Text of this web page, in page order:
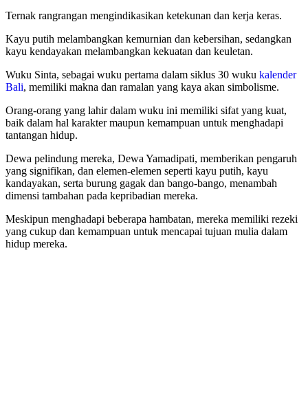
Ternak rangrangan mengindikasikan ketekunan dan kerja keras.
Kayu putih melambangkan kemurnian dan kebersihan, sedangkan
kayu kendayakan melambangkan kekuatan dan keuletan.
Wuku Sinta, sebagai wuku pertama dalam siklus 30 wuku kalender
Bali, memiliki makna dan ramalan yang kaya akan simbolisme.
Orang-orang yang lahir dalam wuku ini memiliki sifat yang kuat,
baik dalam hal karakter maupun kemampuan untuk menghadapi
tantangan hidup.
Dewa pelindung mereka, Dewa Yamadipati, memberikan pengaruh
yang signifikan, dan elemen-elemen seperti kayu putih, kayu
kandayakan, serta burung gagak dan bango-bango, menambah
dimensi tambahan pada kepribadian mereka.
Meskipun menghadapi beberapa hambatan, mereka memiliki rezeki
yang cukup dan kemampuan untuk mencapai tujuan mulia dalam
hidup mereka.